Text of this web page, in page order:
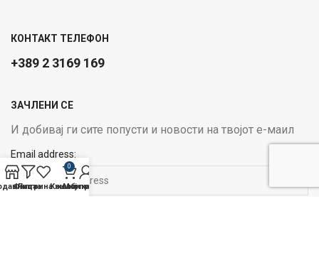
КОНТАКТ ТЕЛЕФОН
+389 2 3169 169
ЗАЧЛЕНИ СЕ
И добивај ги сите попусти и новости на твојот е-маил
Email address:
Филтри
Листа на желби
0
Кошничка
Мој профил